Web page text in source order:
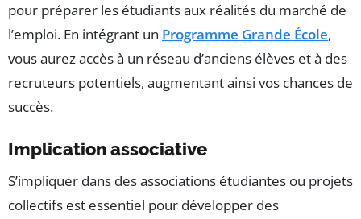
pour préparer les étudiants aux réalités du marché de
l’emploi. En intégrant un Programme Grande École,
vous aurez accès à un réseau d’anciens élèves et à des
recruteurs potentiels, augmentant ainsi vos chances de
succès.
Implication associative
S’impliquer dans des associations étudiantes ou projets
collectifs est essentiel pour développer des